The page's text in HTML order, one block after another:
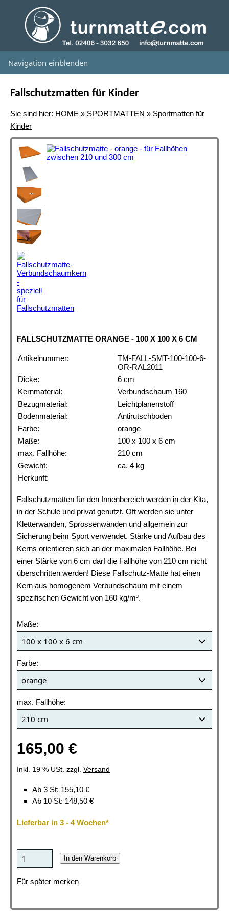
Navigation einblenden
Fallschutzmatten für Kinder
Sie sind hier: HOME » SPORTMATTEN » Sportmatten für
Kinder
FALLSCHUTZMATTE ORANGE - 100 X 100 X 6 CM
Artikelnummer:
TM-FALL-SMT-100-100-6-
OR-RAL2011
Dicke:
6 cm
Kernmaterial:
Verbundschaum 160
Bezugmaterial:
Leichtplanenstoff
Bodenmaterial:
Antirutschboden
Farbe:
orange
Maße:
100 x 100 x 6 cm
max. Fallhöhe:
210 cm
Gewicht:
ca. 4 kg
Herkunft:
Fallschutzmatten für den Innenbereich werden in der Kita,
in der Schule und privat genutzt. Oft werden sie unter
Kletterwänden, Sprossenwänden und allgemein zur
Sicherung beim Sport verwendet. Stärke und Aufbau des
Kerns orientieren sich an der maximalen Fallhöhe. Bei
einer Stärke von 6 cm darf die Fallhöhe von 210 cm nicht
überschritten werden! Diese Fallschutz-Matte hat einen
Kern aus homogenem Verbundschaum mit einem
spezifischen Gewicht von 160 kg/m³.
Maße:
Farbe:
max. Fallhöhe:
165,00 €
Inkl. 19 % USt. zzgl. Versand
Ab 3 St: 155,10 €
Ab 10 St: 148,50 €
Lieferbar in 3 - 4 Wochen*
In den Warenkorb
Für später merken